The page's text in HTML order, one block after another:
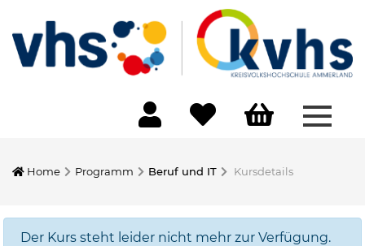
Home Programm Beruf und IT Kursdetails
Der Kurs steht leider nicht mehr zur Verfügung.